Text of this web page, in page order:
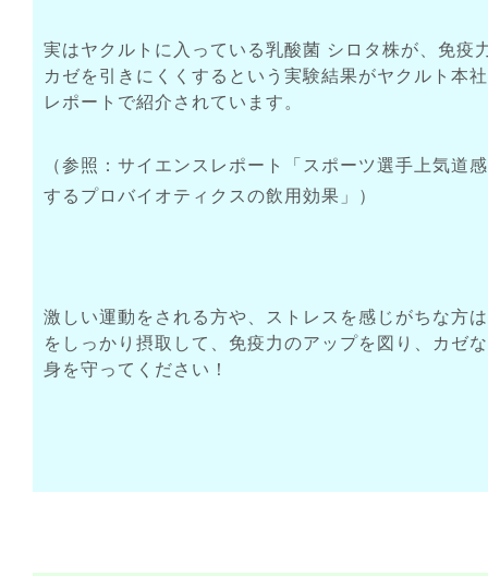
実はヤクルトに入っている乳酸菌 シロタ株が、免疫
カゼを引きにくくするという実験結果がヤクルト本
レポートで紹介されています。
（参照： サイエンスレポート「スポーツ選手上気道
するプロバイオティクスの飲用効果」
）
激しい運動をされる方や、ストレスを感じがちな方
をしっかり摂取して、免疫力のアップを図り、カゼ
身を守ってください！